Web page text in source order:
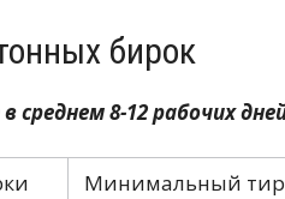
бирок
среднем 8-12 рабочих
Минимальный